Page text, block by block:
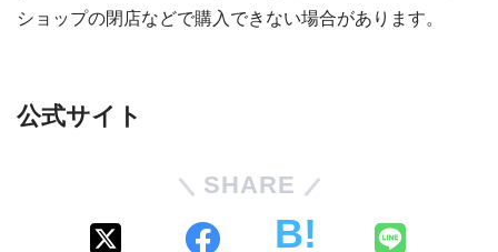
ショップの閉店などで購入できない場合があります。
公式サイト
SHARE